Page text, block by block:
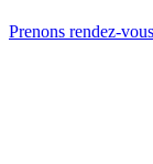
Prenons rendez-vous